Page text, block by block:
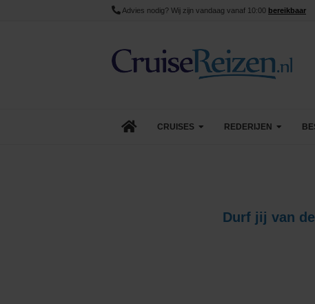
Advies nodig? Wij zijn vandaag vanaf 10:00 bereikbaar
CRUISES
Last Minute Cruises
REDERIJEN
Carnival Cruise Line
Durf jij van